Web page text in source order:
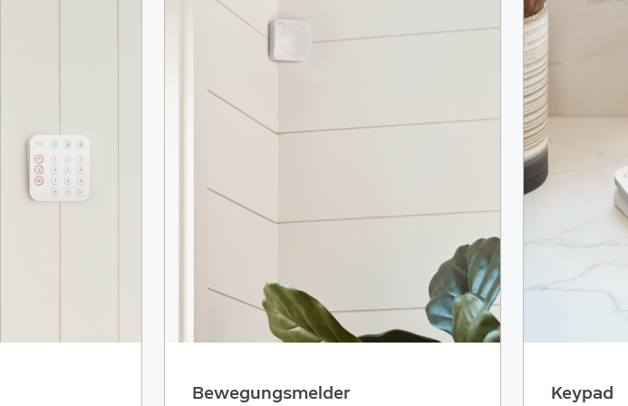
Bewegungsmelder Keypad